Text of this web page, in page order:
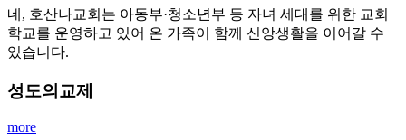
네, 호산나교회는 아동부·청소년부 등 자녀 세대를 위한 교회
학교를 운영하고 있어 온 가족이 함께 신앙생활을 이어갈 수
있습니다.
성도의교제
more